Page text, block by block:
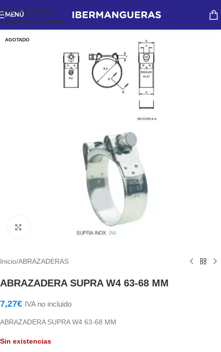
Skip to navigation
Skip to main content
MENÚ
AGOTADO
Haga Click para agrandar
Inicio/ABRAZADERAS
ABRAZADERA SUPRA W4 63-68 MM
7,27€ IVA no incluido
ABRAZADERA SUPRA W4 63-68 MM
Sin existencias